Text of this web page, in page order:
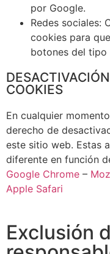
por Google.
Redes sociales:
cookies para
botones del tipo
COOKIES
En cualquier
derecho de
este sitio web. Estas
diferente en función
Google Chrome –
Apple Safari
Exclusión